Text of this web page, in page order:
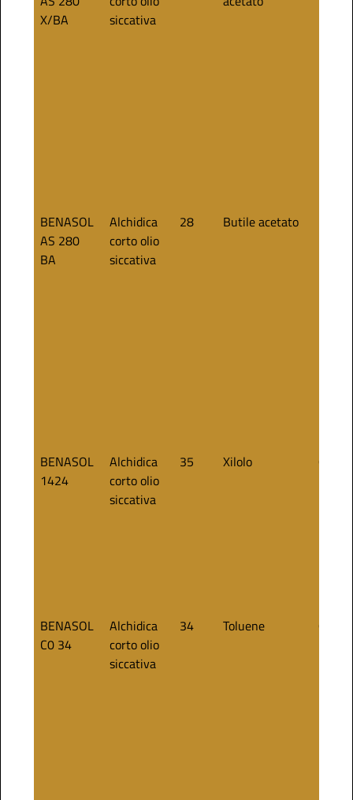
X/BA
siccativa
BENASOL
AS 280
BA
Alchidica
corto olio
siccativa
28 Butile acetato
BENASOL
1424
Alchidica
corto olio
siccativa
35 Xilolo 60
BENASOL
C0 34
Alchidica
corto olio
siccativa
34 Toluene 60